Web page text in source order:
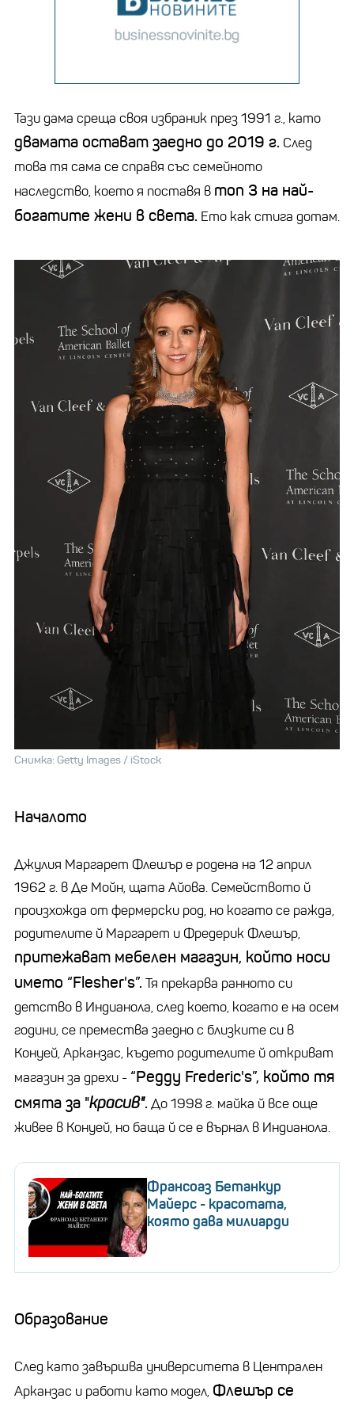
Тази дама среща своя избраник през 1991 г., като
двамата остават заедно до 2019 г. След
това тя сама се справя със семейното
наследство, което я поставя в топ 3 на най-
богатите жени в света. Ето как стига дотам.
Снимка: Getty Images / iStock
Началото
Джулия Маргарет Флешър е родена на 12 април
1962 г. в Де Мойн, щата Айова. Семейството й
произхожда от фермерски род, но когато се ражда,
родителите й Маргарет и Фредерик Флешър,
притежават мебелен магазин, който носи
името “Flesher's”. Тя прекарва ранното си
детство в Индианола, след което, когато е на осем
години, се премества заедно с близките си в
Конуей, Арканзас, където родителите й откриват
магазин за дрехи - “Peggy Frederic's”, който тя
смята за "красив". До 1998 г. майка й все още
живее в Конуей, но баща й се е върнал в Индианола.
Франсоаз Бетанкур
Майерс - красотата,
която дава милиарди
Образование
След като завършва университета в Централен
Арканзас и работи като модел, Флешър се